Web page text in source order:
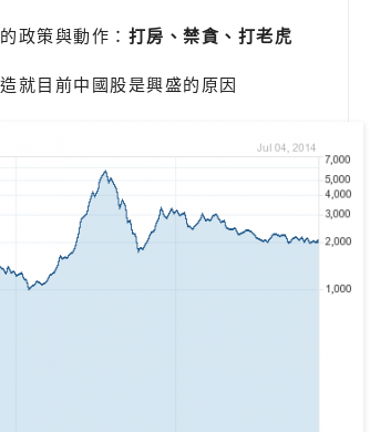
政策與動作： 打房、禁貪、打老虎
就目前中國股是興盛的原因